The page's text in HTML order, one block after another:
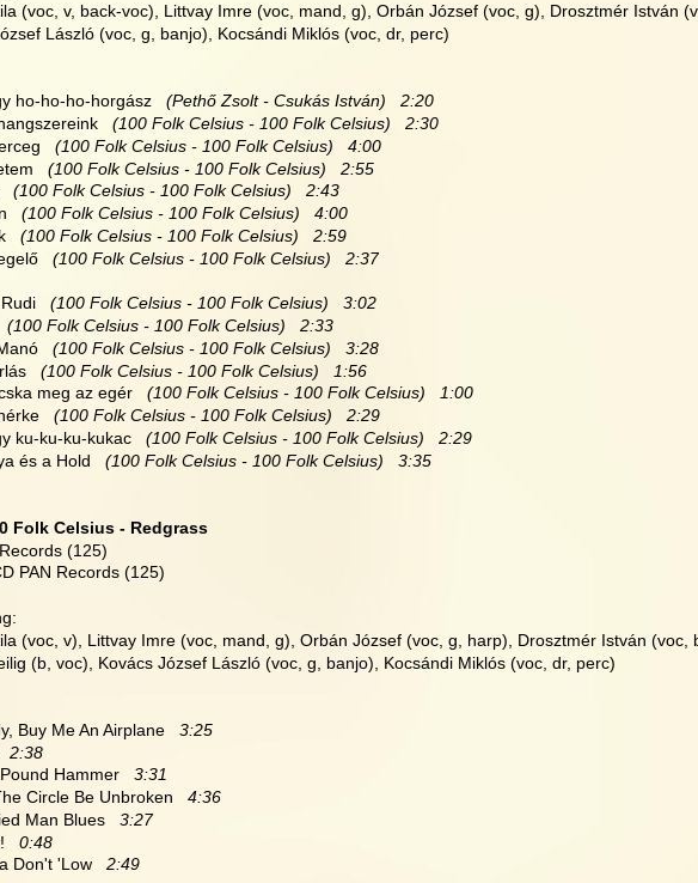
(voc, v, back-voc), Littvay Imre (voc, mand, g), Orbán József (voc, g), Drosztmér István
László (voc, g, banjo), Kocsándi Miklós (voc, dr, perc)
ho-ho-ho-horgász
   (Pethő Zsolt - Csukás István)   2:20
   (100 Folk Celsius - 100 Folk Celsius)   2:30
   (100 Folk Celsius - 100 Folk Celsius)   4:00
   (100 Folk Celsius - 100 Folk Celsius)   2:55
   (100 Folk Celsius - 100 Folk Celsius)   2:43
   (100 Folk Celsius - 100 Folk Celsius)   4:00
   (100 Folk Celsius - 100 Folk Celsius)   2:59
   (100 Folk Celsius - 100 Folk Celsius)   2:37
   (100 Folk Celsius - 100 Folk Celsius)   3:02
(100 Folk Celsius - 100 Folk Celsius)   2:33
   (100 Folk Celsius - 100 Folk Celsius)   3:28
   (100 Folk Celsius - 100 Folk Celsius)   1:56
meg az egér
   (100 Folk Celsius - 100 Folk Celsius)   1:00
   (100 Folk Celsius - 100 Folk Celsius)   2:29
ku-ku-ku-kukac
   (100 Folk Celsius - 100 Folk Celsius)   2:29
és a Hold
   (100 Folk Celsius - 100 Folk Celsius)   3:35
Folk Celsius - Redgrass
(125)
PAN Records (125)
(voc, v), Littvay Imre (voc, mand, g), Orbán József (voc, g, harp), Drosztmér István (voc,
(b, voc), Kovács József László (voc, g, banjo), Kocsándi Miklós (voc, dr, perc)
Buy Me An Airplane 3:25
2:38
Hammer 3:31
Circle Be Unbroken 4:36
Man Blues 3:27
0:48
Don't 'Low 2:49